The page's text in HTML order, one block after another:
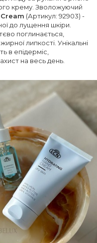
крему. Зволожуючий
(Артикул: 92903) -
до лущення шкіри.
поглинається,
липкості. Унікальні
в епідерміс,
на весь день.